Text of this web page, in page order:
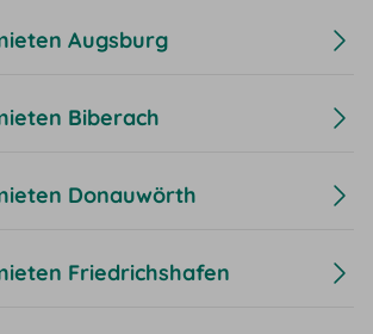
Augsburg
Biberach
Donauwörth
Friedrichshafen